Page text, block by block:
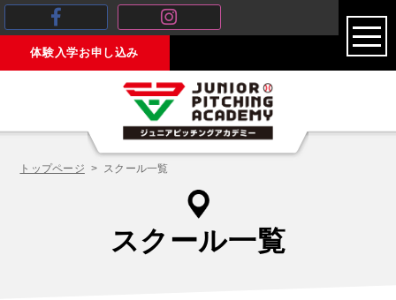
体験入学お申し込み
toggle
トップページ スクール一覧
スクール一覧